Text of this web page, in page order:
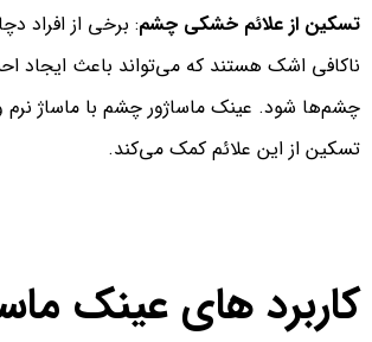
تسکین از علائم خشکی چشم: برخی از افراد
ناکافی اشک هستند که می‌تواند باعث ایجاد
چشم‌ها شود. عینک ماساژور چشم با ماساژ نرم
تسکین از این علائم کمک می‌کند.
کاربرد های عینک